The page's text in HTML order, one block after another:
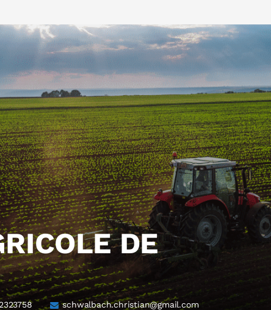
DE
schwalbach.christian@gmail.com